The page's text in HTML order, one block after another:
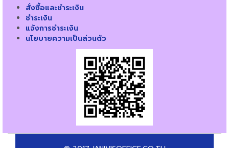
สั่งซื้อและชำระเงิน
ชำระเงิน
แจ้งการชำระเงิน
นโยบายความเป็นส่วนตัว